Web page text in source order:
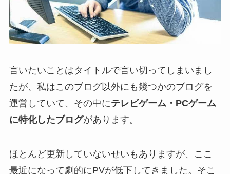
言いたいことはタイトルで言い切ってしまいまし
たが、私はこのブログ以外にも幾つかのブログを
運営していて、その中にテレビゲーム・PCゲーム
に特化したブログがあります。
ほとんど更新していないせいもありますが、ここ
最近になって劇的にPVが低下してきました。そこ